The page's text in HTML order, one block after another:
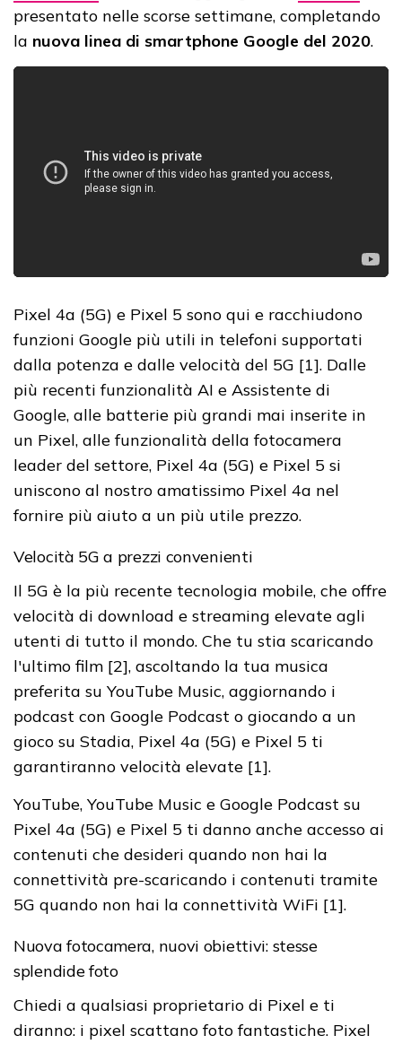
presentato nelle scorse settimane, completando
la nuova linea di smartphone Google del 2020.
Pixel 4a (5G) e Pixel 5 sono qui e racchiudono
funzioni Google più utili in telefoni supportati
dalla potenza e dalle velocità del 5G [1]. Dalle
più recenti funzionalità AI e Assistente di
Google, alle batterie più grandi mai inserite in
un Pixel, alle funzionalità della fotocamera
leader del settore, Pixel 4a (5G) e Pixel 5 si
uniscono al nostro amatissimo Pixel 4a nel
fornire più aiuto a un più utile prezzo.
Velocità 5G a prezzi convenienti
Il 5G è la più recente tecnologia mobile, che offre
velocità di download e streaming elevate agli
utenti di tutto il mondo. Che tu stia scaricando
l'ultimo film [2], ascoltando la tua musica
preferita su YouTube Music, aggiornando i
podcast con Google Podcast o giocando a un
gioco su Stadia, Pixel 4a (5G) e Pixel 5 ti
garantiranno velocità elevate [1].
YouTube, YouTube Music e Google Podcast su
Pixel 4a (5G) e Pixel 5 ti danno anche accesso ai
contenuti che desideri quando non hai la
connettività pre-scaricando i contenuti tramite
5G quando non hai la connettività WiFi [1].
Nuova fotocamera, nuovi obiettivi: stesse
splendide foto
Chiedi a qualsiasi proprietario di Pixel e ti
diranno: i pixel scattano foto fantastiche. Pixel